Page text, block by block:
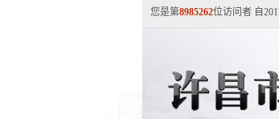
您是第8985262位访问者 自